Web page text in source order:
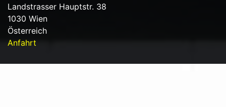
Landstrasser Hauptstr. 38
1030 Wien
Österreich
Anfahrt